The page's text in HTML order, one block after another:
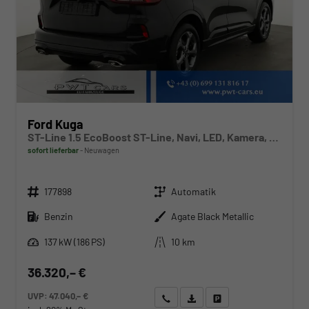
Ford Kuga
ST-Line 1.5 EcoBoost ST-Line, Navi, LED, Kamera, Winter, FS beheizbar
sofort lieferbar Neuwagen
Fahrzeugnr. 177898 Getriebe Automatik
Kraftstoff Benzin Außenfarbe Agate Black Metallic
Leistung
137 kW (186 PS) Kilometerstand 10 km
36.320,– €
UVP:47.040,– €
Wir rufen Sie anAngebot drucken (PDF)